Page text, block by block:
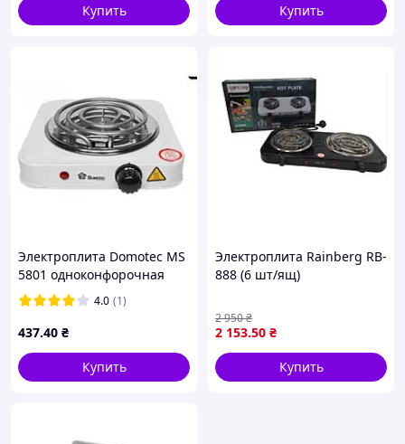
Купить Купить
Электроплита Domotec MS
5801 одноконфорочная
спиральная 1000 вт
4.0 (1)
437.40 ₴
Купить
Электроплита Rainberg RB-
888 (6 шт/ящ)
2 153.50 ₴
2 950₴
Купить